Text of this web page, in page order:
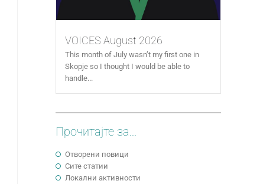
VOICES August 2026
This month of July wasn’t my first one in
Skopje so I thought I would be able to
handle...
Прочитајте за...
Отворени повици
Сите статии
Локални активности